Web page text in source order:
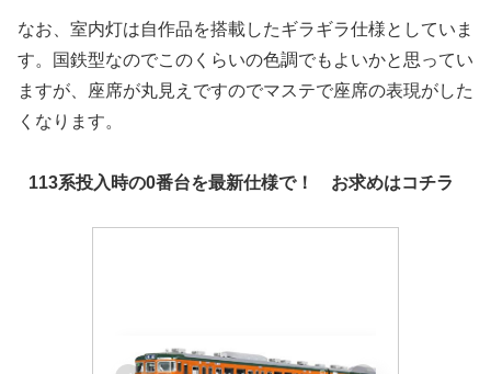
なお、室内灯は自作品を搭載したギラギラ仕様としていま
す。国鉄型なのでこのくらいの色調でもよいかと思ってい
ますが、座席が丸見えですのでマステで座席の表現がした
くなります。
113系投入時の0番台を最新仕様で！ お求めはコチラ